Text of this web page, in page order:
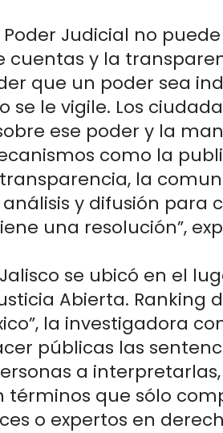
Judicial no
cuentas y la
que un poder sea
se le vigile. Los
ese poder y la
como la
la
y difusión para
una resolución”,
se ubicó en el
Abierta. Ranking
la investigadora
públicas las
a
términos que sólo
o expertos en